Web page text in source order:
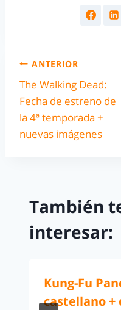
ANTERIOR
The Walking Dead:
Fecha de estreno de
la 4ª temporada +
nuevas imágenes
También
interesar:
Kung-Fu
castellano +